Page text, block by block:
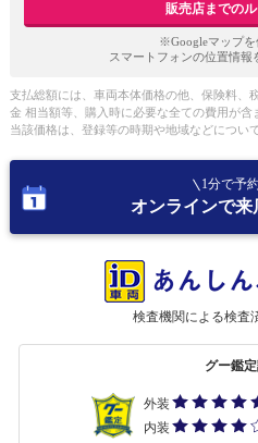
販売店までの
※Googleマップを
スマートフォンの位置情報
支払総額には、車両本体価格の他、保険料、
金 相当額等、購入時に必要な全ての費用が含
当該価格は、登録等の時期や地域などについ
1分で予
オンラインで
検査機関による検査
グー鑑
外装
内装